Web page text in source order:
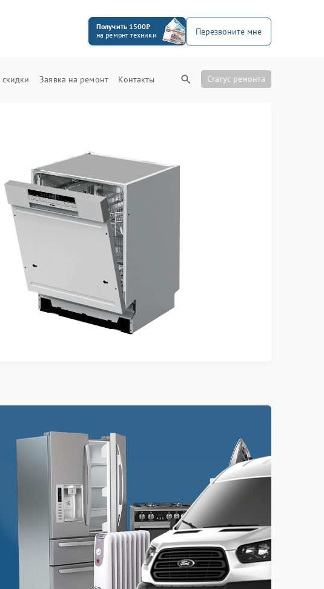
Получить 1500₽
на ремонт техники
Перезвоните мне
Заявка на ремонт Контакты Статус ремонта